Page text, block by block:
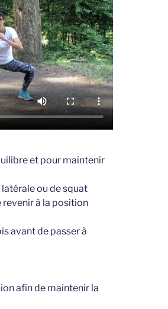
et pour maintenir
ou de squat
à la position
avant de passer à
afin de maintenir la